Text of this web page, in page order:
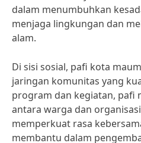
dalam menumbuhkan
menjaga lingkungan dan
alam.
Di sisi sosial, pafi kota
jaringan komunitas yang
program dan kegiatan, pafi
antara warga dan
memperkuat rasa
membantu dalam